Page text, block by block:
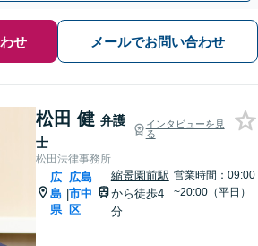
せ メールでお問い合わせ
松田 健 弁護
士
インタビューを見
る
松田法律事務所
広
島
県
|
広島
市中
区
縮景園前駅
から徒歩4
分
営業時間：09:00
~20:00（平日）